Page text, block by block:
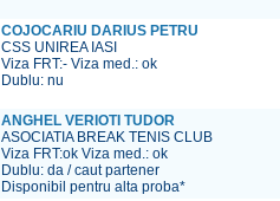
COJOCARIU DARIUS PETRU
CSS UNIREA IASI
Viza FRT:- Viza med.:ok
Dublu: nu
ANGHEL VERIOTI TUDOR
ASOCIATIA BREAK TENIS CLUB
Viza FRT:ok Viza med.:ok
Dublu: da / caut partener
Disponibil pentru alta proba*